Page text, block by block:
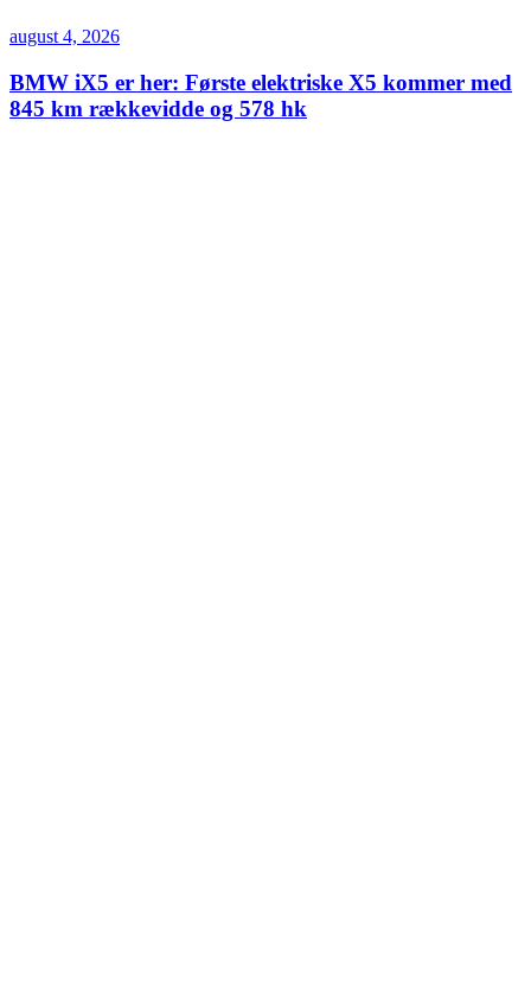
august 4, 2026
BMW iX5 er her: Første elektriske X5 kommer med
845 km rækkevidde og 578 hk